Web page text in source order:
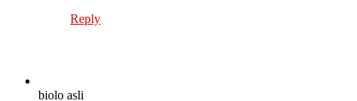
Reply
biolo asli